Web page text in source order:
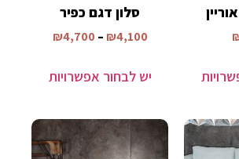
סלון דגם כפיר
₪4,100
–
₪4,700
יש לבחור אפשרויות